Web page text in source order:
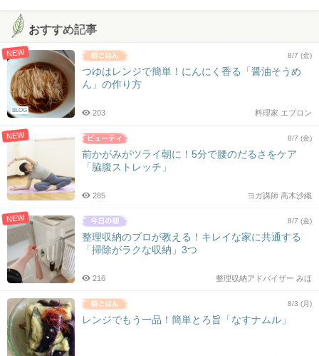
おすすめ記事
NEW
BLOG
8/7 (金)
つゆはレンジで簡単！にんにく香る「醤油そうめ
ん」の作り方
料理家 エプロン
203
NEW 8/7 (金)
前かがみがツライ朝に！5分で腰のだるさをケア
「脇腹ストレッチ」
ヨガ講師 高木沙織
285
NEW 8/7 (金)
整理収納のプロが教える！キレイな家に共通する
「掃除がラクな収納」3つ
整理収納アドバイザー みほ
216
8/3 (月)
レンジでもう一品！簡単とろ旨「なすナムル」